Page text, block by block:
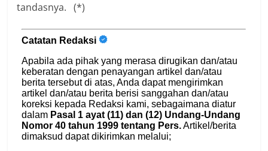
tandasnya. (*)